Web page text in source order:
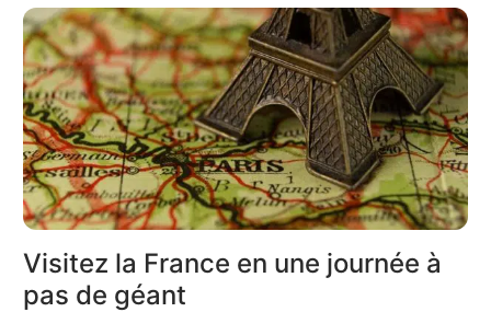
Visitez la France en une journée à
pas de géant